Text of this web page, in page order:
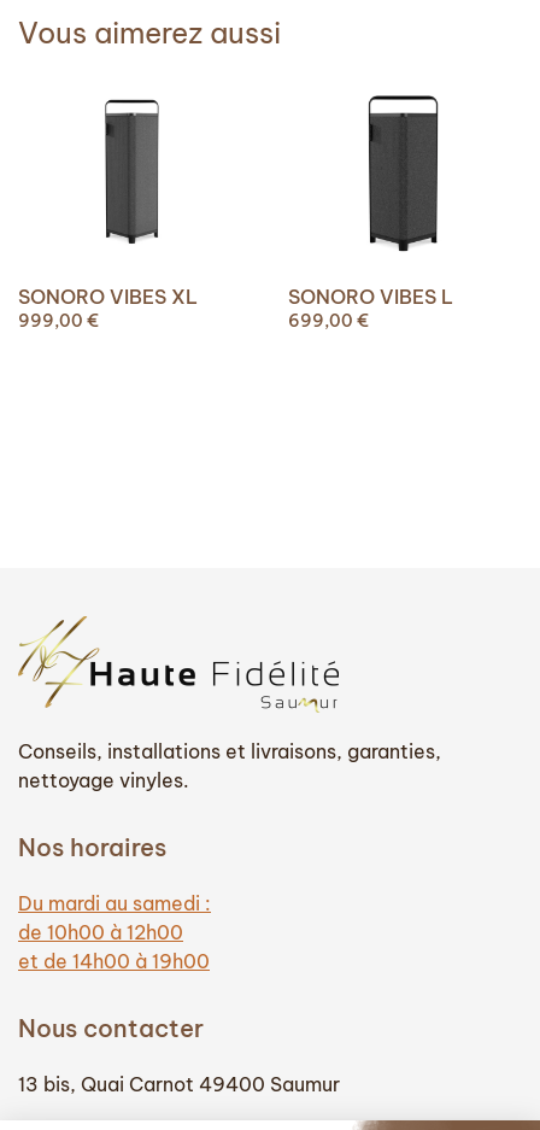
Vous aimerez aussi
SONORO VIBES XL
999,00 €
SONORO VIBES L
699,00 €
Conseils, installations et livraisons, garanties,
nettoyage vinyles.
Nos horaires
Du mardi au samedi :
de 10h00 à 12h00
et de 14h00 à 19h00
Nous contacter
13 bis, Quai Carnot 49400 Saumur